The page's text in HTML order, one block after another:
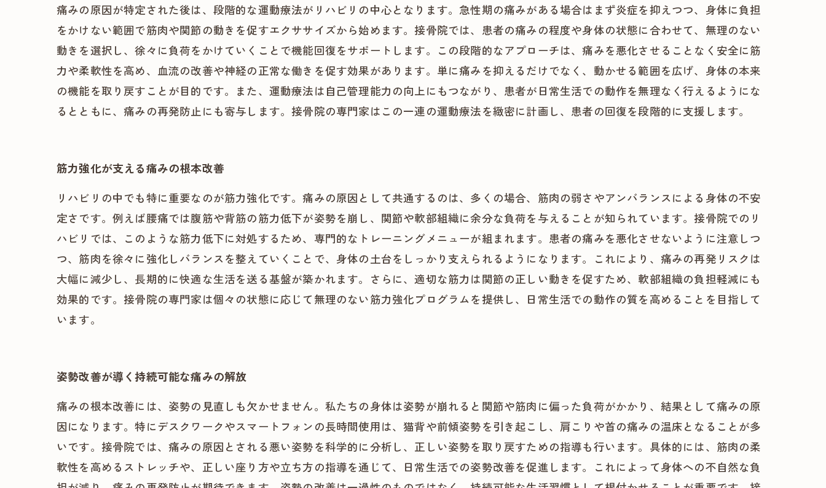
痛みの原因が特定された後は、段階的な運動療法がリハビリの中心となります。急性期の痛みがある場合はまず炎症を抑えつつ、身体に負担
をかけない範囲で筋肉や関節の動きを促すエクササイズから始めます。接骨院では、患者の痛みの程度や身体の状態に合わせて、無理のない
動きを選択し、徐々に負荷をかけていくことで機能回復をサポートします。この段階的なアプローチは、痛みを悪化させることなく安全に筋
力や柔軟性を高め、血流の改善や神経の正常な働きを促す効果があります。単に痛みを抑えるだけでなく、動かせる範囲を広げ、身体の本来
の機能を取り戻すことが目的です。また、運動療法は自己管理能力の向上にもつながり、患者が日常生活での動作を無理なく行えるようにな
るとともに、痛みの再発防止にも寄与します。接骨院の専門家はこの一連の運動療法を緻密に計画し、患者の回復を段階的に支援します。
筋力強化が支える痛みの根本改善
リハビリの中でも特に重要なのが筋力強化です。痛みの原因として共通するのは、多くの場合、筋肉の弱さやアンバランスによる身体の不安
定さです。例えば腰痛では腹筋や背筋の筋力低下が姿勢を崩し、関節や軟部組織に余分な負荷を与えることが知られています。接骨院でのリ
ハビリでは、このような筋力低下に対処するため、専門的なトレーニングメニューが組まれます。患者の痛みを悪化させないように注意しつ
つ、筋肉を徐々に強化しバランスを整えていくことで、身体の土台をしっかり支えられるようになります。これにより、痛みの再発リスクは
大幅に減少し、長期的に快適な生活を送る基盤が築かれます。さらに、適切な筋力は関節の正しい動きを促すため、軟部組織の負担軽減にも
効果的です。接骨院の専門家は個々の状態に応じて無理のない筋力強化プログラムを提供し、日常生活での動作の質を高めることを目指して
います。
姿勢改善が導く持続可能な痛みの解放
痛みの根本改善には、姿勢の見直しも欠かせません。私たちの身体は姿勢が崩れると関節や筋肉に偏った負荷がかかり、結果として痛みの原
因になります。特にデスクワークやスマートフォンの長時間使用は、猫背や前傾姿勢を引き起こし、肩こりや首の痛みの温床となることが多
いです。接骨院では、痛みの原因とされる悪い姿勢を科学的に分析し、正しい姿勢を取り戻すための指導も行います。具体的には、筋肉の柔
軟性を高めるストレッチや、正しい座り方や立ち方の指導を通じて、日常生活での姿勢改善を促進します。これによって身体への不自然な負